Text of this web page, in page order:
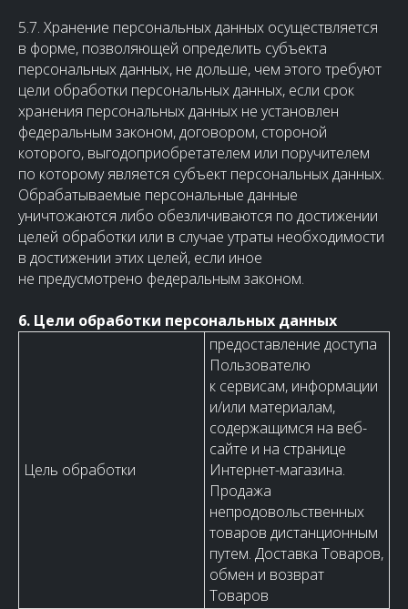
5.7. Хранение персональных данных осуществляется
в форме, позволяющей определить субъекта
персональных данных, не дольше, чем этого требуют
цели обработки персональных данных, если срок
хранения персональных данных не установлен
федеральным законом, договором, стороной
которого, выгодоприобретателем или поручителем
по которому является субъект персональных данных.
Обрабатываемые персональные данные
уничтожаются либо обезличиваются по достижении
целей обработки или в случае утраты необходимости
в достижении этих целей, если иное
не предусмотрено федеральным законом.
6. Цели обработки персональных данных
Цель обработки
предоставление доступа
Пользователю
к сервисам, информации
и/или материалам,
содержащимся на веб-
сайте и на странице
Интернет-магазина.
Продажа
непродовольственных
товаров дистанционным
путем. Доставка Товаров,
обмен и возврат
Товаров